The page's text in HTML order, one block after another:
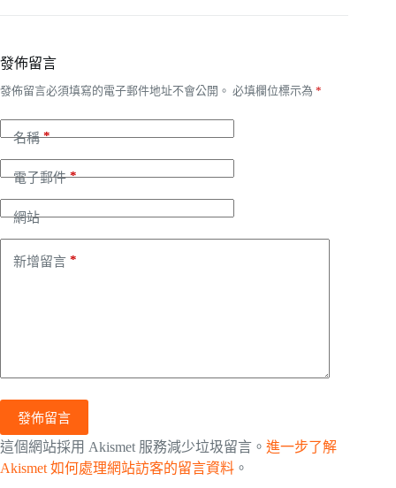
發佈留言
發佈留言必須填寫的電子郵件地址不會公開。 必填欄位標示為 *
名稱*
電子郵件*
網站
新增留言 *
發佈留言
這個網站採用 Akismet 服務減少垃圾留言。 進一步了解
Akismet 如何處理網站訪客的留言資料 。